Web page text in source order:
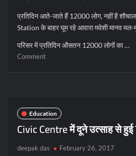
प्रतिदिन आते-जाते हैं 12000 लोग, नहीं है
Station के बाहर घूम रहे आवारा मवेशी मानव
परिसर में प्रतिदिन औसतन 12000 लोगों का …
Commenton
है
मल-
Education
Civic Centre में दूने उत्साह से हुई
deepak das February 26, 2017